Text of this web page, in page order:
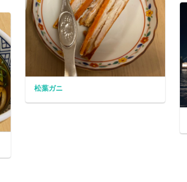
松葉ガニ